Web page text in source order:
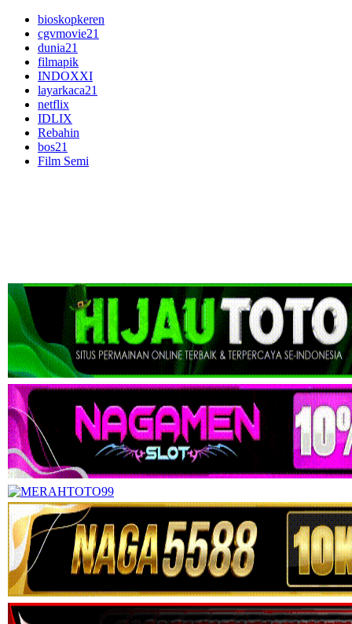
bioskopkeren
cgvmovie21
dunia21
filmapik
INDOXXI
layarkaca21
netflix
IDLIX
Rebahin
bos21
Film Semi